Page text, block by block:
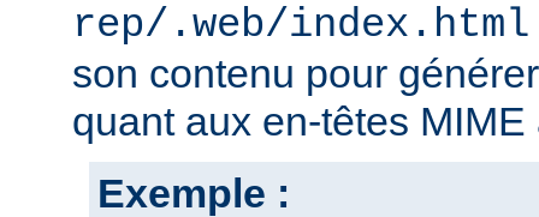
rep/.web/
son contenu pour
quant aux en-têtes
Exemple :